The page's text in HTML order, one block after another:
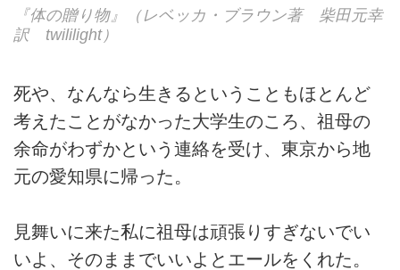
『体の贈り物』（レベッカ・ブラウン著 柴田元幸
訳 twililight）
死や、なんなら生きるということもほとんど
考えたことがなかった大学生のころ、祖母の
余命がわずかという連絡を受け、東京から地
元の愛知県に帰った。
見舞いに来た私に祖母は頑張りすぎないでい
いよ、そのままでいいよとエールをくれた。